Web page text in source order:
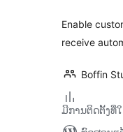
Enable
receive
Boffin
ມີການຕິດຕັ້ງທີ່